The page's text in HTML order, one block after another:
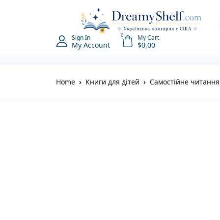
Sign In
My Account
0 My Cart
$0,00
Home Книги для дітей Самостійне